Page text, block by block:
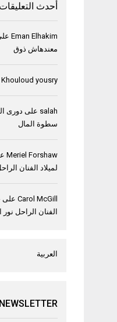
أحدث التعليقات
Eman Elhakim
معندهاش ذوق
Khouloud yousry
salah على دورى
سطوة المال
Meriel Forshaw
لميلاد الفنان
Carol McGill على
الفنان الراحل
العربية